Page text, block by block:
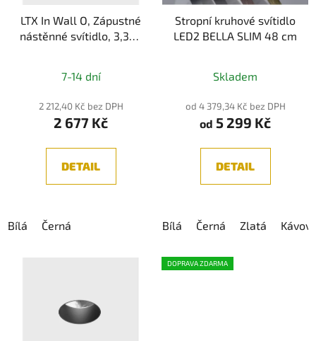
LTX In Wall O, Zápustné
nástěnné svítidlo, 3,3W,
7-14 dní
2 212,40 Kč bez DPH
2 677 Kč
DETAIL
Bílá Černá
Stropní kruhové svítidlo
LED2 BELLA SLIM 48 cm
Skladem
od 4 379,34 Kč bez DPH
od 5 299 Kč
DETAIL
Bílá Černá Zlatá
DOPRAVA ZDARMA